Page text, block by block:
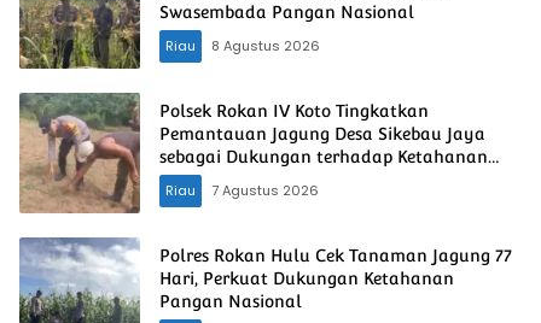
Swasembada Pangan Nasional
Riau
8 Agustus 2026
Polsek Rokan IV Koto Tingkatkan
Pemantauan Jagung Desa Sikebau Jaya
sebagai Dukungan terhadap Ketahanan
Pangan Nasional
Riau 7 Agustus 2026
Polres Rokan Hulu Cek Tanaman Jagung 77
Hari, Perkuat Dukungan Ketahanan
Pangan Nasional